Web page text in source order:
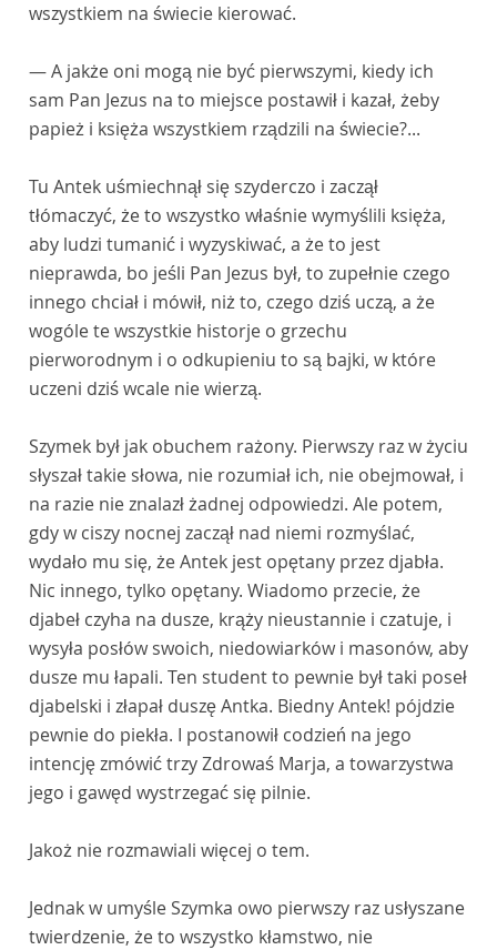
wszystkiem na świecie kierować.
— A jakże oni mogą nie być pierwszymi, kiedy ich
sam Pan Jezus na to miejsce postawił i kazał, żeby
papież i księża wszystkiem rządzili na świecie?...
Tu Antek uśmiechnął się szyderczo i zaczął
tłómaczyć, że to wszystko właśnie wymyślili księża,
aby ludzi tumanić i wyzyskiwać, a że to jest
nieprawda, bo jeśli Pan Jezus był, to zupełnie czego
innego chciał i mówił, niż to, czego dziś uczą, a że
wogóle te wszystkie historje o grzechu
pierworodnym i o odkupieniu to są bajki, w które
uczeni dziś wcale nie wierzą.
Szymek był jak obuchem rażony. Pierwszy raz w życiu
słyszał takie słowa, nie rozumiał ich, nie obejmował, i
na razie nie znalazł żadnej odpowiedzi. Ale potem,
gdy w ciszy nocnej zaczął nad niemi rozmyślać,
wydało mu się, że Antek jest opętany przez djabła.
Nic innego, tylko opętany. Wiadomo przecie, że
djabeł czyha na dusze, krąży nieustannie i czatuje, i
wysyła posłów swoich, niedowiarków i masonów, aby
dusze mu łapali. Ten student to pewnie był taki poseł
djabelski i złapał duszę Antka. Biedny Antek! pójdzie
pewnie do piekła. I postanowił codzień na jego
intencję zmówić trzy Zdrowaś Marja, a towarzystwa
jego i gawęd wystrzegać się pilnie.
Jakoż nie rozmawiali więcej o tem.
Jednak w umyśle Szymka owo pierwszy raz usłyszane
twierdzenie, że to wszystko kłamstwo, nie